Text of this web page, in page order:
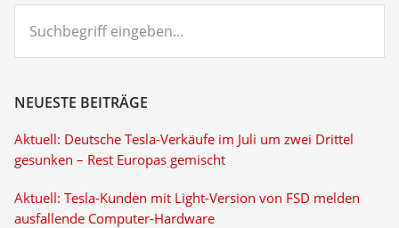
eingeben...
NEUESTE BEITRÄGE
Aktuell: Deutsche Tesla-Verkäufe im Juli um zwei Drittel
gesunken – Rest Europas gemischt
Aktuell: Tesla-Kunden mit Light-Version von FSD melden
ausfallende Computer-Hardware